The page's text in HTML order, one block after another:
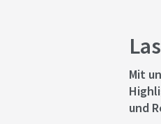
Mit
und